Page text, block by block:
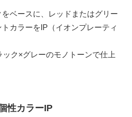
ベースに、レッドまたはグリー
カラーをIP（イオンプレーティ
ク×グレーのモノトーンで仕上
性カラーIP